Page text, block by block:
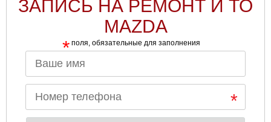
ЗАПИСЬ НА РЕМОНТ И ТО
MAZDA
* поля, обязательные для заполнения